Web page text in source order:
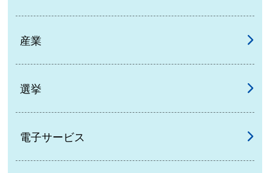
産業
選挙
電子サービス